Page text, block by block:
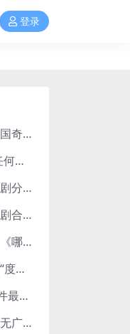
登录
麻豆新作《日不落帝国奇欲记》流出，已解除登录验证！
Noiz AI，这个网站任何声音都能克隆，完全免费
【小白短剧】免费短剧分享2025年1月3日
「韩国李海仁擦边短剧合集【15部中字54部原版】
麻豆蹭热度翻拍作品《哪吒之淫邪三龙女大战真阳魔童》 已上线
公益解析，最稳定的“度盘”直链解析站，突破速度限制
太极v2.9.7，聚合软件最新版，25+源也非常猛了！
风铃动漫，一款免费无广告的电脑端追番神器！